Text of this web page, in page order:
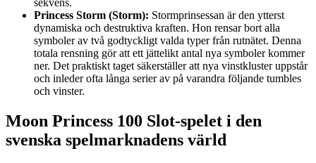
sekvens.
Princess Storm (Storm): Stormprinsessan är den ytterst
dynamiska och destruktiva kraften. Hon rensar bort alla
symboler av två godtyckligt valda typer från rutnätet. Denna
totala rensning gör att ett jättelikt antal nya symboler kommer
ner. Det praktiskt taget säkerställer att nya vinstkluster uppstår
och inleder ofta långa serier av på varandra följande tumbles
och vinster.
Moon Princess 100 Slot-spelet i den
svenska spelmarknadens värld